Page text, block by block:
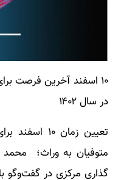
۱۰ اسفند آخرین فرصت
در سال ۱۴۰۲
تعیین زمان
متوفیان به وراث؛
گذاری مرکزی در گفت‌وگو